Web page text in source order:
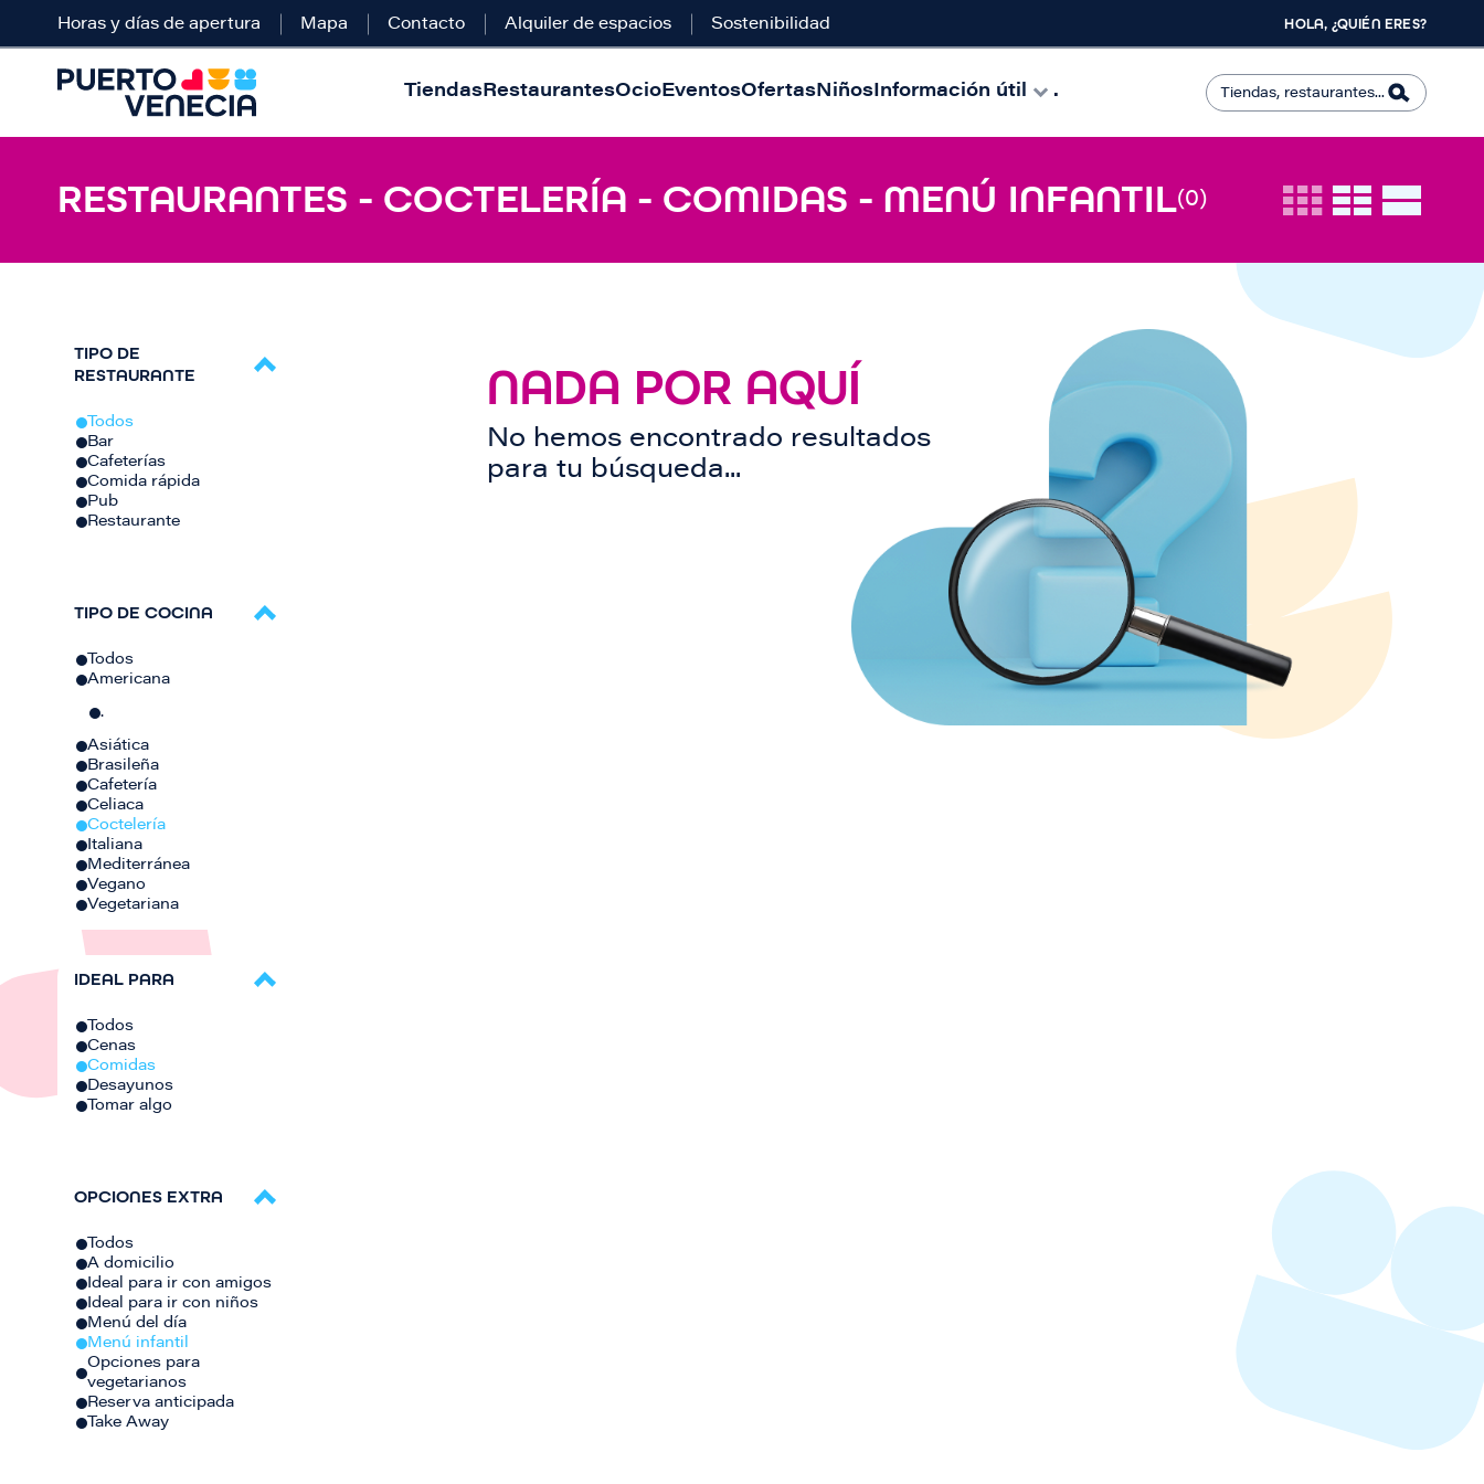
Horas y días de apertura Mapa Contacto Alquiler de espacios Sostenibilidad HOLA, ¿QUIÉN ERES?
TiendasRestaurantesOcioEventosOfertasNiñosInformación útil .
RESTAURANTES - COCTELERÍA - COMIDAS - MENÚ INFANTIL(0)
TIPO DE
RESTAURANTE
Todos
Bar
Cafeterías
Comida rápida
Pub
Restaurante
TIPO DE COCINA
Todos
Americana
.
Asiática
Brasileña
Cafetería
Celiaca
Coctelería
Italiana
Mediterránea
Vegano
Vegetariana
IDEAL PARA
Todos
Cenas
Comidas
Desayunos
Tomar algo
OPCIONES EXTRA
Todos
A domicilio
Ideal para ir con amigos
Ideal para ir con niños
Menú del día
Menú infantil
Opciones para
vegetarianos
Reserva anticipada
Take Away
NADA POR AQUÍ
No hemos encontrado resultados
para tu búsqueda...